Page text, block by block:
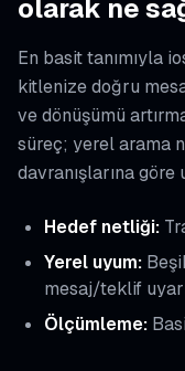
olarak ne
En basit tanımıyla
kitlenize doğru
ve dönüşümü
süreç; yerel arama
davranışlarına göre
Hedef netliği:
Yerel uyum:
mesaj/teklif
Ölçümleme: